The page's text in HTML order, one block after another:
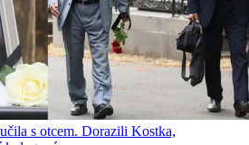
s otcem. Dorazili Kostka,